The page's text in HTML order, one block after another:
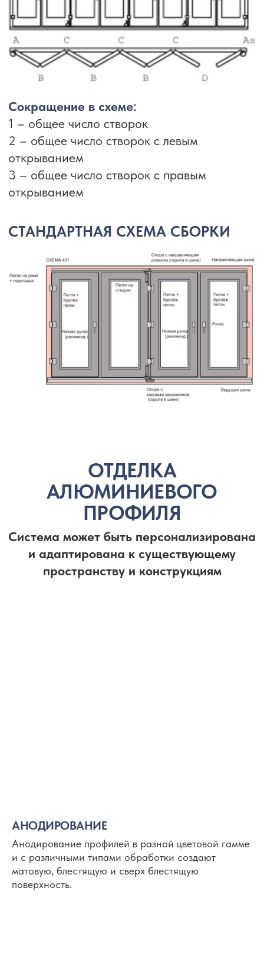
АНОДИРОВАНИЕ
Анодирование профилей в разной цветовой гамме
и с различными типами обработки создают
матовую, блестящую и сверх блестящую
поверхность.
ВЫПОЛНЕННЫЕ
РАБОТЫ